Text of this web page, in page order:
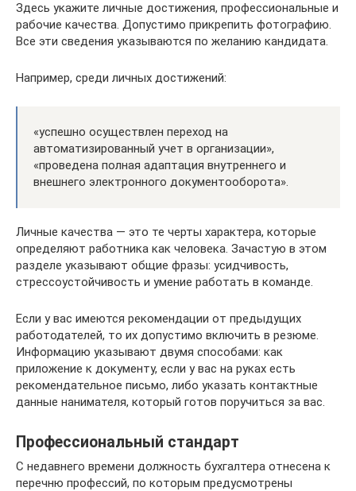
Здесь укажите личные достижения, профессиональные и
рабочие качества. Допустимо прикрепить фотографию.
Все эти сведения указываются по желанию кандидата.
Например, среди личных достижений:
«успешно осуществлен переход на
автоматизированный учет в организации»,
«проведена полная адаптация внутреннего и
внешнего электронного документооборота».
Личные качества — это те черты характера, которые
определяют работника как человека. Зачастую в этом
разделе указывают общие фразы: усидчивость,
стрессоустойчивость и умение работать в команде.
Если у вас имеются рекомендации от предыдущих
работодателей, то их допустимо включить в резюме.
Информацию указывают двумя способами: как
приложение к документу, если у вас на руках есть
рекомендательное письмо, либо указать контактные
данные нанимателя, который готов поручиться за вас.
Профессиональный стандарт
С недавнего времени должность бухгалтера отнесена к
перечню профессий, по которым предусмотрены